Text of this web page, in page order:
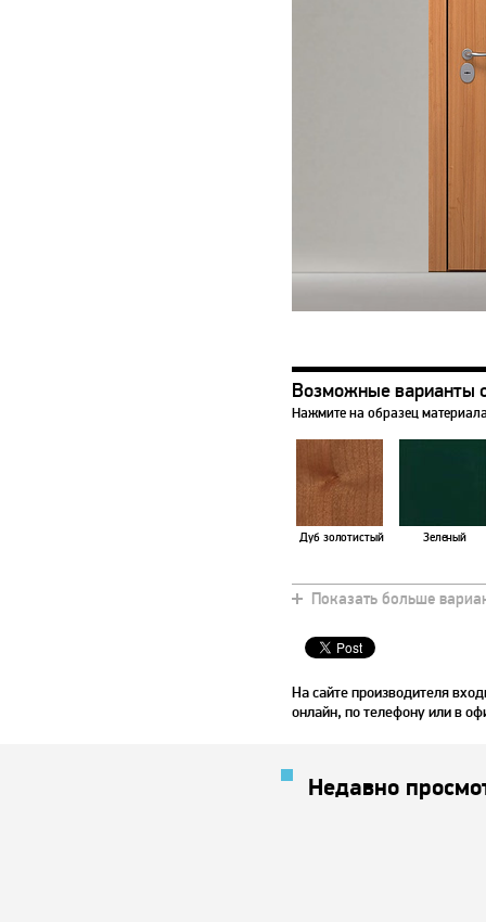
Возможные варианты
Нажмите на образец
Дуб золотистый Зеленый
Мурена
Страдивари Антрацит
Показать больше
На сайте производителя
онлайн, по телефону или в
Недавно